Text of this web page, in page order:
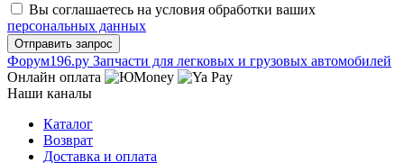
Вы соглашаетесь на условия обработки ваших
персональных данных
Фoрум196.ру Запчасти для легковых и грузовых автомобилей
Онлайн оплата
Наши каналы
Каталог
Возврат
Доставка и оплата